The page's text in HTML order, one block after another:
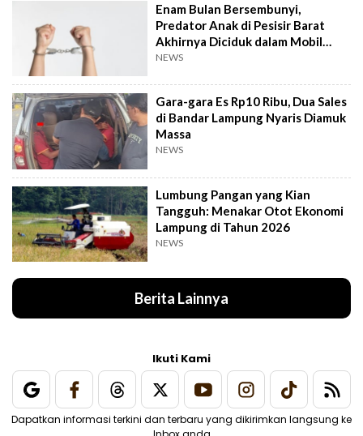
Enam Bulan Bersembunyi,
Predator Anak di Pesisir Barat
Akhirnya Diciduk dalam Mobil
Travel
NEWS
Gara-gara Es Rp10 Ribu, Dua Sales
di Bandar Lampung Nyaris Diamuk
Massa
NEWS
Lumbung Pangan yang Kian
Tangguh: Menakar Otot Ekonomi
Lampung di Tahun 2026
NEWS
Berita Lainnya
Ikuti Kami
Dapatkan informasi terkini dan terbaru yang dikirimkan langsung ke